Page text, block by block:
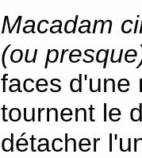
Macadam
(ou
faces d'une
tournent le
détacher